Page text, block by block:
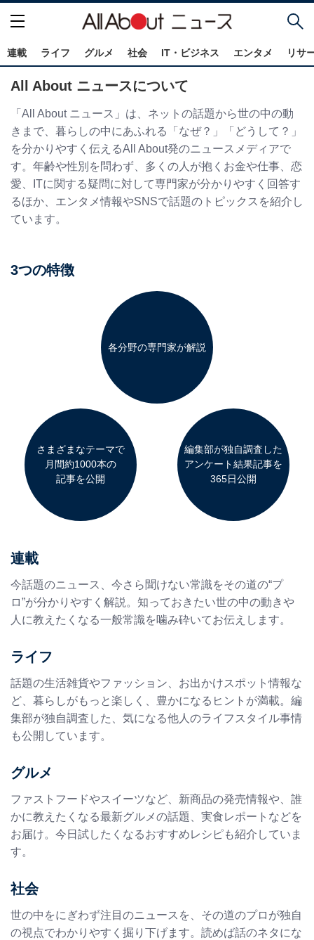
連載 ライフ グルメ 社会 IT・ビジネス エンタメ リサ
All About ニュースについて
「All About ニュース」は、ネットの話題から世の中の動
きまで、暮らしの中にあふれる「なぜ？」「どうして？」
を分かりやすく伝えるAll About発のニュースメディアで
す。年齢や性別を問わず、多くの人が抱くお金や仕事、恋
愛、ITに関する疑問に対して専門家が分かりやすく回答す
るほか、エンタメ情報やSNSで話題のトピックスを紹介し
ています。
3つの特徴
各分野の専門家が解説
さまざまなテーマで
月間約1000本の
記事を公開
編集部が独自調査した
アンケート結果記事を
365日公開
連載
今話題のニュース、今さら聞けない常識をその道の“プ
ロ”が分かりやすく解説。知っておきたい世の中の動きや
人に教えたくなる一般常識を噛み砕いてお伝えします。
ライフ
話題の生活雑貨やファッション、お出かけスポット情報な
ど、暮らしがもっと楽しく、豊かになるヒントが満載。編
集部が独自調査した、気になる他人のライフスタイル事情
も公開しています。
グルメ
ファストフードやスイーツなど、新商品の発売情報や、誰
かに教えたくなる最新グルメの話題、実食レポートなどを
お届け。今日試したくなるおすすめレシピも紹介していま
す。
社会
世の中をにぎわず注目のニュースを、その道のプロが独自
の視点でわかりやすく掘り下げます。読めば話のネタにな